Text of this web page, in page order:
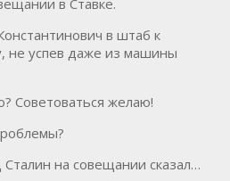
в штаб к
не успев даже из машины
Советоваться желаю!
на совещании сказал…